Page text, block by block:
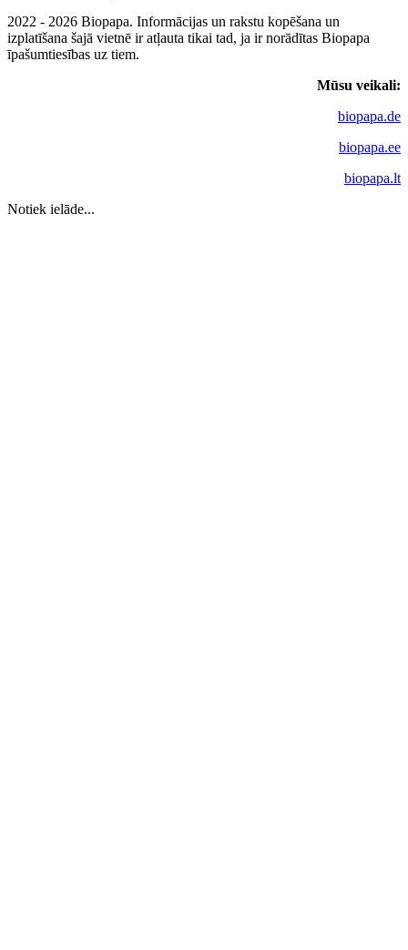
2022 - 2026 Biopapa. Informācijas un rakstu kopēšana un
izplatīšana šajā vietnē ir atļauta tikai tad, ja ir norādītas Biopapa
īpašumtiesības uz tiem.
Mūsu veikali:
biopapa.de
biopapa.ee
biopapa.lt
Notiek ielāde...